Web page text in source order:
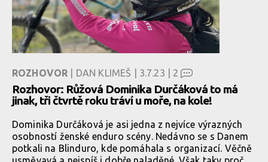
ROZHOVOR | DAN KLIMEŠ | 3.7.23 | 2
Rozhovor: Růžová Dominika Durčáková to má
jinak, tři čtvrtě roku tráví u moře, na kole!
Dominika Durčáková je asi jedna z nejvíce výrazných
osobností ženské enduro scény. Nedávno se s Danem
potkali na Blinduro, kde pomáhala s organizací. Věčně